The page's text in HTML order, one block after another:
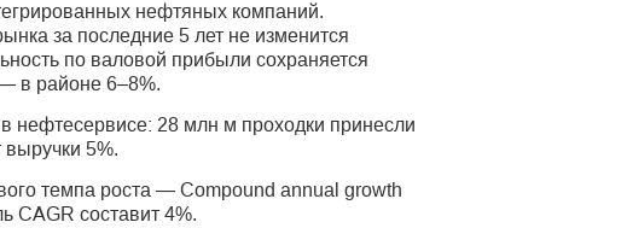
нефтяных компаний.
за последние 5 лет не изменится
по валовой прибыли сохраняется
в районе 6–8%.
нефтесервисе: 28 млн м проходки принесли
5%.
темпа рос­та — Compound annual growth
CAGR составит 4%.